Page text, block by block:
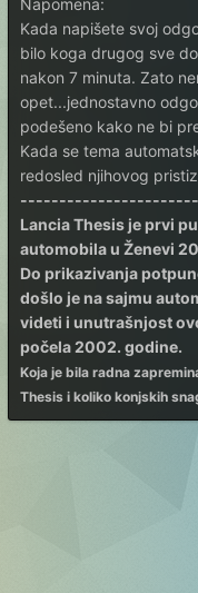
Napomena:
Kada napišete svoj
bilo koga drugog sve
nakon 7 minuta. Zato
opet...jednostavno
podešeno kako ne bi
Kada se tema
redosled njihovog
Lancia Thesis je prvi
automobila u Ženevi
Do prikazivanja
došlo je na sajmu
videti i unutrašnjost
počela 2002. godine.
Koja je bila radna
Thesis i koliko konjskih